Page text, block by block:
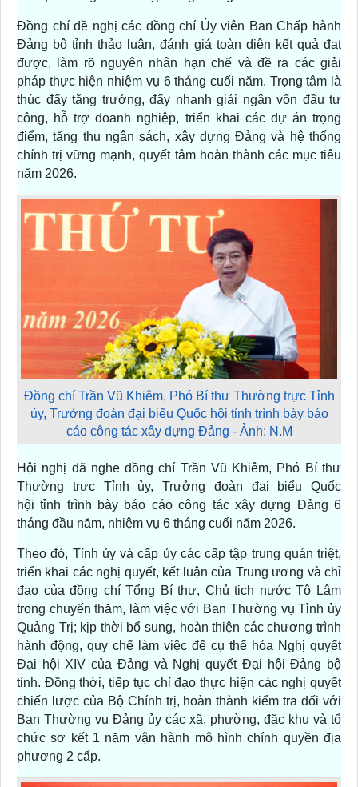
Đồng chí đề nghị các đồng chí Ủy viên Ban Chấp hành
Đảng bộ tỉnh thảo luận, đánh giá toàn diện kết quả đạt
được, làm rõ nguyên nhân hạn chế và đề ra các giải
pháp thực hiện nhiệm vụ 6 tháng cuối năm. Trọng tâm là
thúc đẩy tăng trưởng, đẩy nhanh giải ngân vốn đầu tư
công, hỗ trợ doanh nghiệp, triển khai các dự án trọng
điểm, tăng thu ngân sách, xây dựng Đảng và hệ thống
chính trị vững mạnh, quyết tâm hoàn thành các mục tiêu
năm 2026.
Đồng chí Trần Vũ Khiêm, Phó Bí thư Thường trực Tỉnh
ủy, Trưởng đoàn đại biểu Quốc hội tỉnh trình bày báo
cáo công tác xây dựng Đảng - Ảnh: N.M
Hội nghị đã nghe đồng chí Trần Vũ Khiêm, Phó Bí thư
Thường trực Tỉnh ủy, Trưởng đoàn đại biểu Quốc
hội tỉnh trình bày báo cáo công tác xây dựng Đảng 6
tháng đầu năm, nhiệm vụ 6 tháng cuối năm 2026.
Theo đó, Tỉnh ủy và cấp ủy các cấp tập trung quán triệt,
triển khai các nghị quyết, kết luận của Trung ương và chỉ
đạo của đồng chí Tổng Bí thư, Chủ tịch nước Tô Lâm
trong chuyến thăm, làm việc với Ban Thường vụ Tỉnh ủy
Quảng Trị; kịp thời bổ sung, hoàn thiện các chương trình
hành động, quy chế làm việc để cụ thể hóa Nghị quyết
Đại hội XIV của Đảng và Nghị quyết Đại hội Đảng bộ
tỉnh. Đồng thời, tiếp tục chỉ đạo thực hiện các nghị quyết
chiến lược của Bộ Chính trị, hoàn thành kiểm tra đối với
Ban Thường vụ Đảng ủy các xã, phường, đặc khu và tổ
chức sơ kết 1 năm vận hành mô hình chính quyền địa
phương 2 cấp.